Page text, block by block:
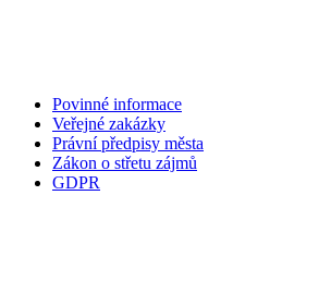
Povinné informace
Veřejné zakázky
Právní předpisy města
Zákon o střetu zájmů
GDPR